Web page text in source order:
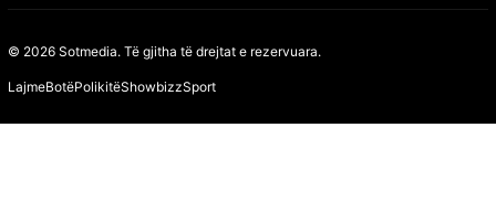
© 2026 Sotmedia. Të gjitha të drejtat e rezervuara.
LajmeBotëPolikitëShowbizzSport